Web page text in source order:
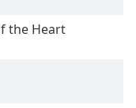
the Heart